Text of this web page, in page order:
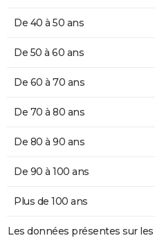
De 40 à 50 ans
De 50 à 60 ans
De 60 à 70 ans
De 70 à 80 ans
De 80 à 90 ans
De 90 à 100 ans
Plus de 100 ans
Les données présentes sur